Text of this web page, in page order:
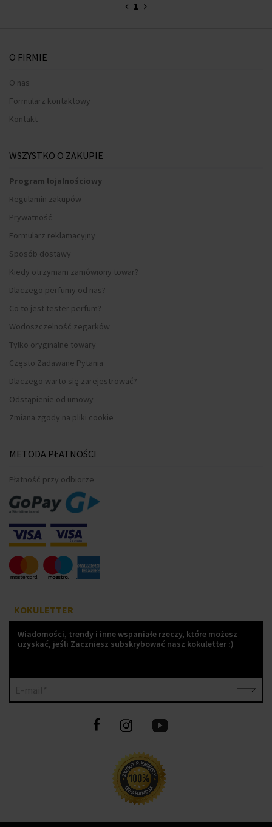
1
O FIRMIE
O nas
Formularz kontaktowy
Kontakt
WSZYSTKO O ZAKUPIE
Program lojalnościowy
Regulamin zakupów
Prywatność
Formularz reklamacyjny
Sposób dostawy
Kiedy otrzymam zamówiony towar?
Dlaczego perfumy od nas?
Co to jest tester perfum?
Wodoszczelność zegarków
Tylko oryginalne towary
Często Zadawane Pytania
Dlaczego warto się zarejestrować?
Odstąpienie od umowy
Zmiana zgody na pliki cookie
METODA PŁATNOŚCI
Płatność przy odbiorze
KOKULETTER
Wiadomości, trendy i inne wspaniałe rzeczy, które możesz
uzyskać, jeśli Zaczniesz subskrybować nasz kokuletter :)